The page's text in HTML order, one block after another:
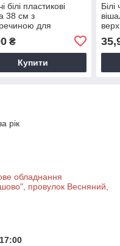
білі пластикові
38 см з
для
₴
Купити
Білі
рік
обладнання
провулок Весняний,